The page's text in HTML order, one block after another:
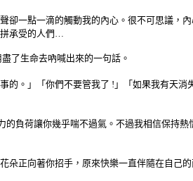
一點一滴的觸動我的內心。很不可思議，
承受的人們…
了生命去吶喊出來的一句話。
。」「你們不要管我了 !」「如果我有天
荷讓你幾乎喘不過氣。不過我相信保持
正向著你招手，原來快樂一直伴隨在自己